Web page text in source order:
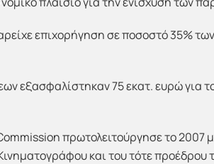
επιχορήγηση σε ποσοστό 35%
εξασφαλίστηκαν 75 εκατ. ευρώ για
πρωτολειτούργησε το 2007
και του τότε προέδρου